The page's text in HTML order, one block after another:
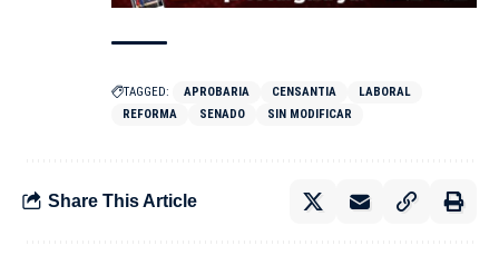
TAGGED: APROBARIA CENSANTIA
LABORAL
REFORMA
SENADO SIN MODIFICAR
Share This Article